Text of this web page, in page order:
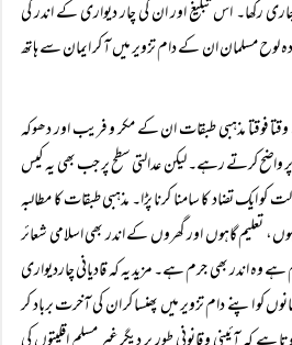
جاری رکھا۔ اس تبلیغ اور ان کی چار دیواری کے اندر کی
لوح مسلمان ان کے دام تزویر میں آ کر ایمان سے ہاتھ
فوقتا مذہبی طبقات ان کے مکر و فریب اور دھوکہ
واضح کرتے رہے۔ لیکن عدالتی سطح پر جب بھی یہ کیس
ایک تضاد کا سامنا کرنا پڑا۔ مذہبی طبقات کا مطالبہ
تعلیم گاہوں اور گھروں کے اندر بھی اسلامی شعائر
ہے وہ اندر بھی جرم ہے۔ مزید یہ کہ قادیانی چاردیواری
اپنے دام تزویر میں پھنسا کر ان کی آخرت برباد کر